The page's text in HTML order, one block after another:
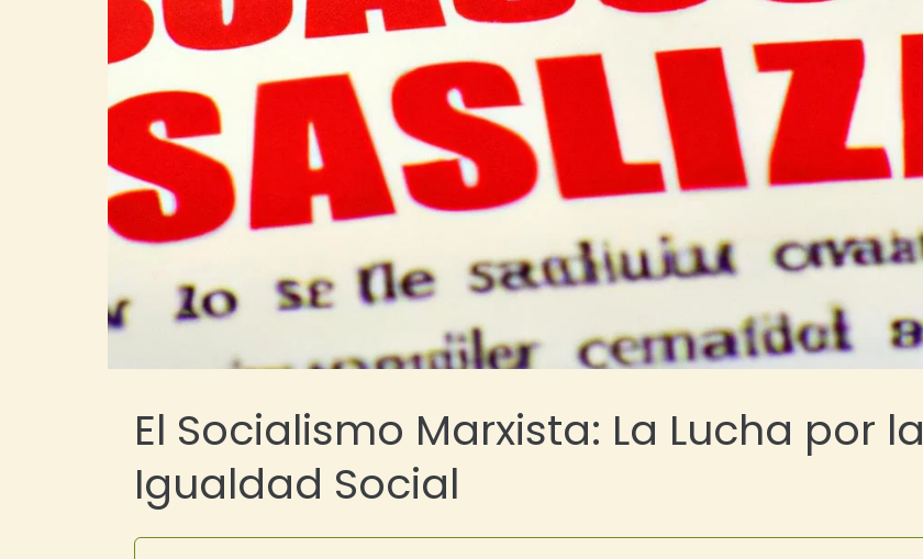
El Socialismo Marxista: La Lucha por la
Igualdad Social